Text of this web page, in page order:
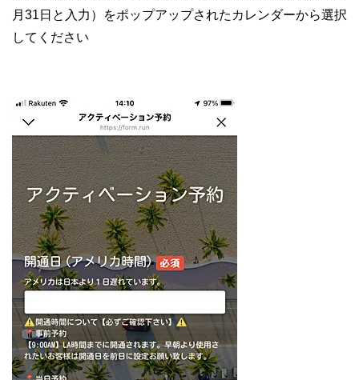
月31日と入力）をポップアップされたカレンダーから選択
してください